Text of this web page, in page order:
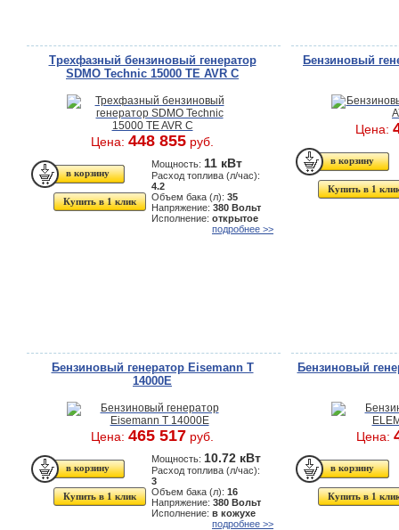
Трехфазный бензиновый генератор
SDMO Technic 15000 TE AVR C
Цена: 448 855 руб.
Купить в 1 клик
Мощность: 11 кВт
Расход топлива (л/час):
4.2
Объем бака (л): 35
Напряжение: 380 Вольт
Исполнение: открытое
подробнее >>
Бензиновый
Цена:
Купить в 1
Бензиновый генератор Eisemann T
14000E
Цена: 465 517 руб.
Купить в 1 клик
Мощность: 10.72 кВт
Расход топлива (л/час):
3
Объем бака (л): 16
Напряжение: 380 Вольт
Исполнение: в кожухе
подробнее >>
Бензиновый
Цена:
Купить в 1